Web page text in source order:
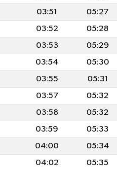
03:51 05:27
03:52 05:28
03:53 05:29
03:54 05:30
03:55 05:31
03:57 05:32
03:58 05:32
03:59 05:33
04:00 05:34
04:02 05:35